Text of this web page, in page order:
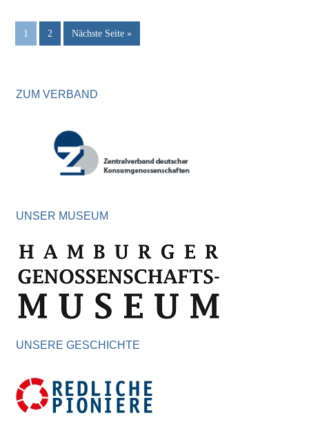
1 2 Nächste Seite »
ZUM VERBAND
UNSER MUSEUM
UNSERE GESCHICHTE